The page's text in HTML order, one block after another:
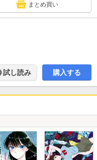
まとめ買い
試し読み 購入する